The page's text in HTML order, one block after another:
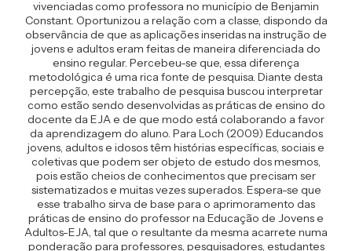
vivenciadas como professora no município de Benjamin
Constant. Oportunizou a relação com a classe, dispondo da
observância de que as aplicações inseridas na instrução de
jovens e adultos eram feitas de maneira diferenciada do
ensino regular. Percebeu-se que, essa diferença
metodológica é uma rica fonte de pesquisa. Diante desta
percepção, este trabalho de pesquisa buscou interpretar
como estão sendo desenvolvidas as práticas de ensino do
docente da EJA e de que modo está colaborando a favor
da aprendizagem do aluno. Para Loch (2009) Educandos
jovens, adultos e idosos têm histórias específicas, sociais e
coletivas que podem ser objeto de estudo dos mesmos,
pois estão cheios de conhecimentos que precisam ser
sistematizados e muitas vezes superados. Espera-se que
esse trabalho sirva de base para o aprimoramento das
práticas de ensino do professor na Educação de Jovens e
Adultos-EJA, tal que o resultante da mesma acarrete numa
ponderação para professores, pesquisadores, estudantes